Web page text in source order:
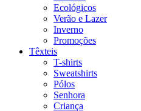
Ecológicos
Verão e Lazer
Inverno
Promoções
Têxteis
T-shirts
Sweatshirts
Pólos
Senhora
Criança